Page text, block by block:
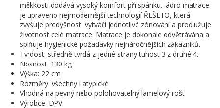
měkkosti dodává vysoký komfort při spánku. Jádro matrace
je upraveno nejmodernější technologií ŘEŠETO, která
zvyšuje prodyšnost, vytváří jednotlivé zónování a prodlužuje
životnost celé matrace. Matrace je dokonale odvětrávána a
splňuje hygienické požadavky nejnáročnějších zákazníků.
Tvrdost: středně tvrdá z jedné strany tuhost 3 z druhé 4.
Nosnost: 130 kg
Výška: 22 cm
Rozměry: všechny i atypické
Vhodná na pevný nebo polohovatelný lamelový rošt
Výrobce: DPV